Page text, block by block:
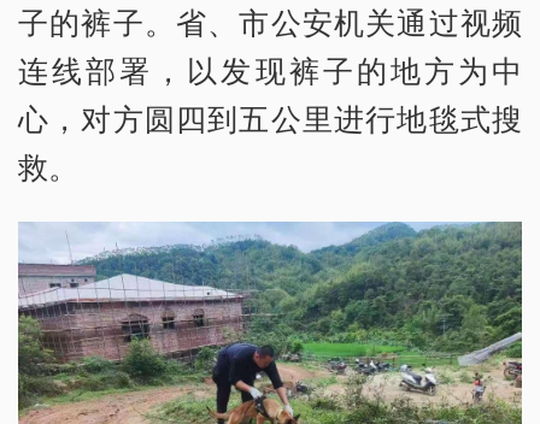
子的裤子。省、市公安机关通过视频
连线部署，以发现裤子的地方为中
心，对方圆四到五公里进行地毯式搜
救。